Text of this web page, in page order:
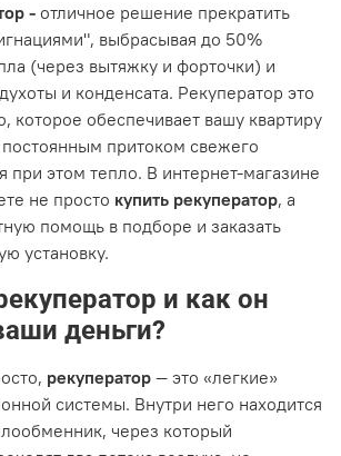
- отличное решение прекратить
выбрасывая до 50%
(через вытяжку и форточки) и
и конденсата. Рекуператор это
которое обеспечивает вашу квартиру
притоком свежего
при этом тепло. В интернет-магазине
не просто купить рекуператор, а
помощь в подборе и заказать
установку.
и как он
деньги?
рекуператор — это «легкие»
системы. Внутри него находится
через который